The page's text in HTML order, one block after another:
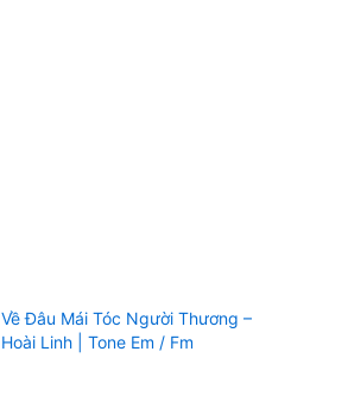
Về Đâu Mái Tóc Người Thương –
Hoài Linh | Tone Em / Fm